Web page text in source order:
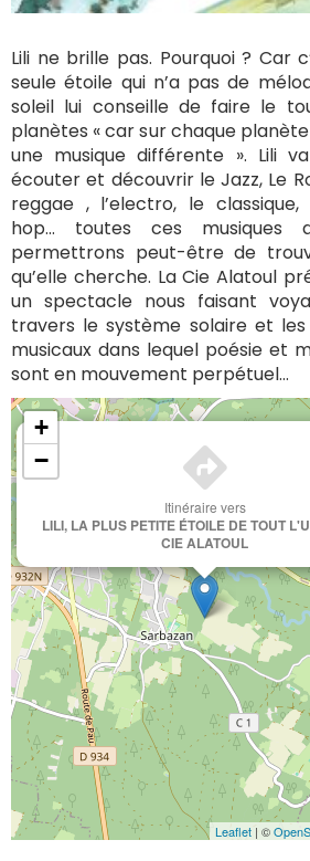
Lili ne brille pas. Pourquoi ? Car
seule étoile qui n’a pas de
soleil lui conseille de faire le
planètes « car sur chaque
une musique différente ». Lili
écouter et découvrir le Jazz, Le
reggae , l’electro, le
hop... toutes ces musiques
permettrons peut-être de
qu’elle cherche. La Cie Alatoul
un spectacle nous faisant
travers le système solaire et les
musicaux dans lequel poésie et
sont en mouvement perpétuel…
Itinéraire vers
LILI, LA PLUS PETITE ÉTOILE DE TOUT
CIE ALATOUL
+
−
Leaflet | ©